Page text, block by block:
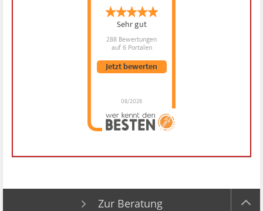
Sehr gut
288 Bewertungen
auf 6 Portalen
08/2026
Jetzt bewerten
Dr. Hubert Menken
hat4.88 von5
MenkenBewertungen
Zur Beratung